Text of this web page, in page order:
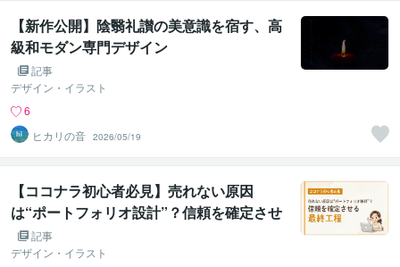
【新作公開】陰翳礼讃の美意識を宿す、高
級和モダン専門デザイン
記事
デザイン・イラスト
6
ヒカリの音 2026/05/19
【ココナラ初心者必見】売れない原因
は“ポートフォリオ設計”？信頼を確定させ
る最終工程
記事
デザイン・イラスト